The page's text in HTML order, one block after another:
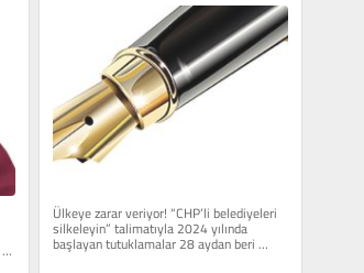
Ülkeye zarar veriyor! “CHP’li belediyeleri
silkeleyin” talimatıyla 2024 yılında
başlayan tutuklamalar 28 aydan beri
devam ediyor ve...